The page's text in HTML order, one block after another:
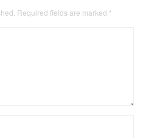
Required fields are marked *